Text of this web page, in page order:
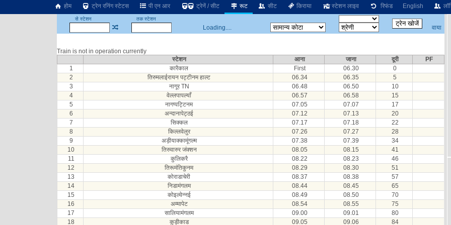
होम ट्रेन रनिंग स्टेटस पी एन आर ट्रेनें / सीट रूट सीट किराया स्टेशन लाइव रिफंड English
से स्टेशन तक स्टेशन
Loading.... वाया
Train is not in operation currently
स्टेशन
आना जाना दूरी
PF
1
कारैकाल First 06.30
0
2
तिरुमलाईरायन पट्टीनम हाल्ट 06.34 06.35
5
3
नागूर TN 06.48 06.50
10
4
वेल्लपापल्याँ 06.57 06.58
15
5
नागप्पट्टिनम 07.05 07.07
17
6
अन्दानापेट्ठई 07.12 07.13
20
7
सिक्कल 07.17 07.18
22
8
किल्लवेलुर 07.26 07.27
28
9
अड़ीयाक्कामूंगल्म 07.38 07.39
34
10
तिरुवारुर जंक्शन 08.05 08.15
41
11
कुलिकरै 08.22 08.23
46
12
तिरूमंतिकुनम 08.29 08.30
51
13
कोराडाचेरी 08.37 08.38
57
14
निडामंगलम 08.44 08.45
65
15
कोइल्वेन्‍नई 08.49 08.50
70
16
अम्मापेट 08.54 08.55
75
17
सालियामंगलम 09.00 09.01
80
18
कुड़ीकाड 09.05 09.06 84